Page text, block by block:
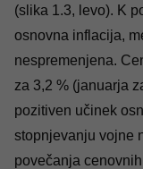
(slika 1.3, levo). K
osnovna inflacija,
nespremenjena.
za 3,2 % (januarja
pozitiven učinek
stopnjevanju vojne
povečanja